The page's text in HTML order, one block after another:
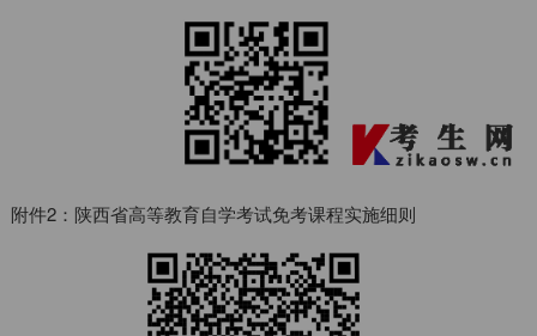
附件2：陕西省高等教育自学考试免考课程实施细则